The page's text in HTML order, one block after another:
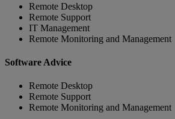
Remote Desktop
Remote Support
IT Management
Remote Monitoring and Management
Software Advice
Remote Desktop
Remote Support
Remote Monitoring and Management